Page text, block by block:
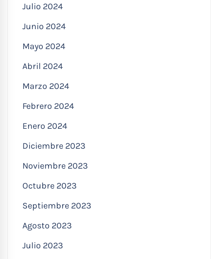
Julio 2024
Junio 2024
Mayo 2024
Abril 2024
Marzo 2024
Febrero 2024
Enero 2024
Diciembre 2023
Noviembre 2023
Octubre 2023
Septiembre 2023
Agosto 2023
Julio 2023